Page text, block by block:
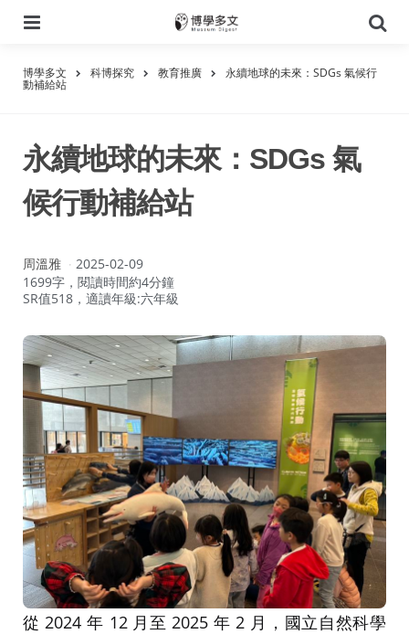
尋
博學多文 科博探究 教育推廣 永續地球的未來：SDGs 氣候行
動補給站
永續地球的未來：SDGs 氣
候行動補給站
作
者：
周溫雅
2025-02-09
1699字，閱讀時間約4分鐘
SR值518，適讀年級:六年級
從 2024 年 12 月至 2025 年 2 月，國立自然科學